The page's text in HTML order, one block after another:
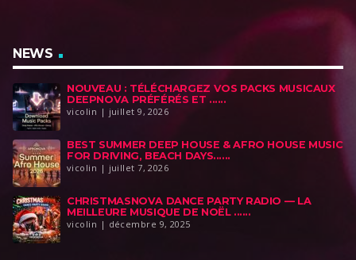
NEWS
NOUVEAU : TÉLÉCHARGEZ VOS PACKS MUSICAUX
DEEPNOVA PRÉFÉRÉS ET ......
vicolin | juillet 9, 2026
BEST SUMMER DEEP HOUSE & AFRO HOUSE MUSIC
FOR DRIVING, BEACH DAYS......
vicolin | juillet 7, 2026
CHRISTMASNOVA DANCE PARTY RADIO — LA
MEILLEURE MUSIQUE DE NOËL ......
vicolin | décembre 9, 2025